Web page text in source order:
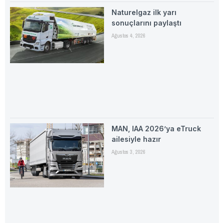
Naturelgaz ilk yarı
sonuçlarını paylaştı
Ağustos 4, 2026
MAN, IAA 2026’ya eTruck
ailesiyle hazır
Ağustos 3, 2026